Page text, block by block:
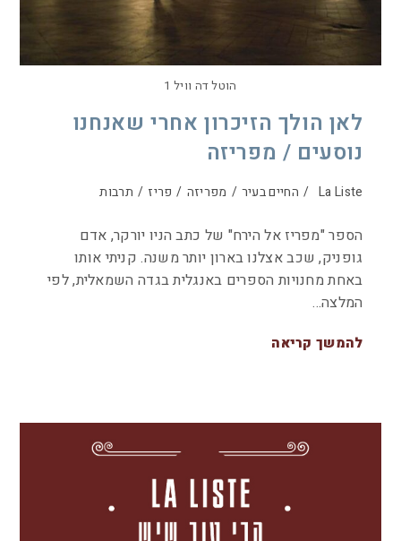
הוטל דה וויל 1
לאן הולך הזיכרון אחרי שאנחנו
נוסעים / מפריזה
La Liste
/ החיים בעיר / מפריזה / פריז / תרבות
הספר "מפריז אל הירח" של כתב הניו יורקר, אדם
גופניק, שכב אצלנו בארון יותר משנה. קניתי אותו
באחת מחנויות הספרים באנגלית בגדה השמאלית, לפי
המלצה…
להמשך קריאה